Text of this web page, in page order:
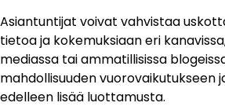
Asiantuntijat voivat vahvistaa
tietoa ja kokemuksiaan eri
mediassa tai ammatillisissa
mahdollisuuden vuorovaikutukseen
edelleen lisää luottamusta.